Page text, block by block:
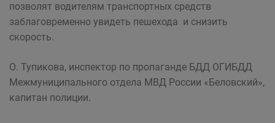
позволят водителям транспортных средств
заблаговременно увидеть пешехода и снизить
скорость.
О. Тупикова, инспектор по пропаганде БДД ОГИБДД
Межмуниципального отдела МВД России «Беловский»,
капитан полиции.